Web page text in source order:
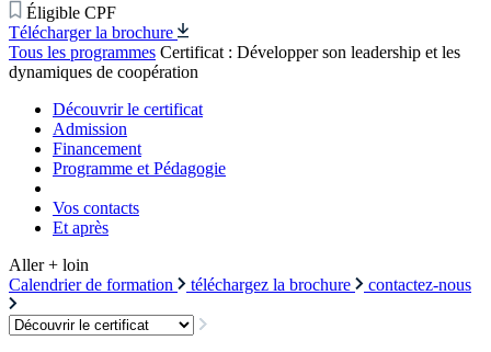
Éligible CPF
Télécharger la brochure
Tous les programmes Certificat : Développer son leadership et les
dynamiques de coopération
Découvrir le certificat
Admission
Financement
Programme et Pédagogie
Vos contacts
Et après
Aller + loin
Calendrier de formation
téléchargez la brochure contactez-nous